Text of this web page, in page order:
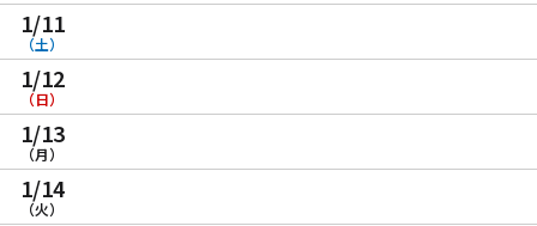
1/11
（土）
1/12
（日）
1/13
（月）
1/14
（火）